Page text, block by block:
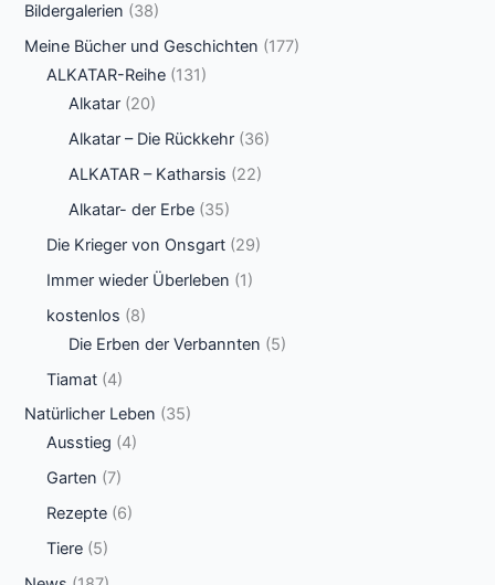
Bildergalerien (38)
Meine Bücher und Geschichten (177)
ALKATAR-Reihe (131)
Alkatar (20)
Alkatar – Die Rückkehr (36)
ALKATAR – Katharsis (22)
Alkatar- der Erbe (35)
Die Krieger von Onsgart (29)
Immer wieder Überleben (1)
kostenlos (8)
Die Erben der Verbannten (5)
Tiamat (4)
Natürlicher Leben (35)
Ausstieg (4)
Garten (7)
Rezepte (6)
Tiere (5)